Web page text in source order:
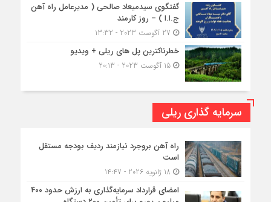
گفتگوی سیدمیعاد صالحی ( مدیرعامل راه آهن
ج.ا.ا ) – روز کارمند
خطرناکترین پل های ریلی + ویدیو
15 آگوست 2023 - 20:13
سرمایه گذاری ریلی
راه آهن بروجرد نیازمند ردیف بودجه مستقل
است
امضای قرارداد سرمایه‌گذاری به ارزش حدود ۴۰۰